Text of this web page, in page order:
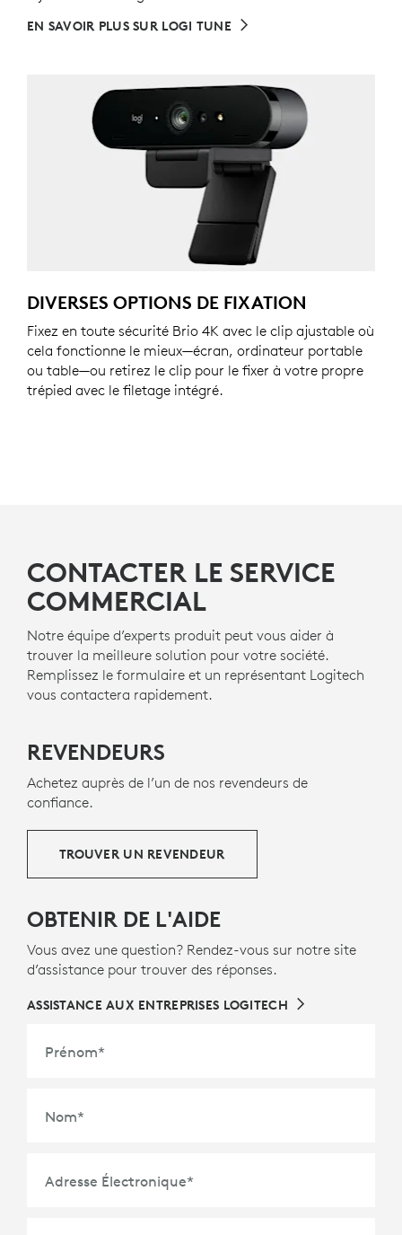
EN SAVOIR PLUS SUR LOGI TUNE
DIVERSES OPTIONS DE FIXATION
Fixez en toute sécurité Brio 4K avec le clip ajustable où
cela fonctionne le mieux—écran, ordinateur portable
ou table—ou retirez le clip pour le fixer à votre propre
trépied avec le filetage intégré.
CONTACTER LE SERVICE
COMMERCIAL
Notre équipe d’experts produit peut vous aider à
trouver la meilleure solution pour votre société.
Remplissez le formulaire et un représentant Logitech
vous contactera rapidement.
REVENDEURS
Achetez auprès de l’un de nos revendeurs de
confiance.
TROUVER UN REVENDEUR
OBTENIR DE L'AIDE
Vous avez une question? Rendez-vous sur notre site
d’assistance pour trouver des réponses.
ASSISTANCE AUX ENTREPRISES LOGITECH
Prénom*
Nom*
Adresse Électronique*